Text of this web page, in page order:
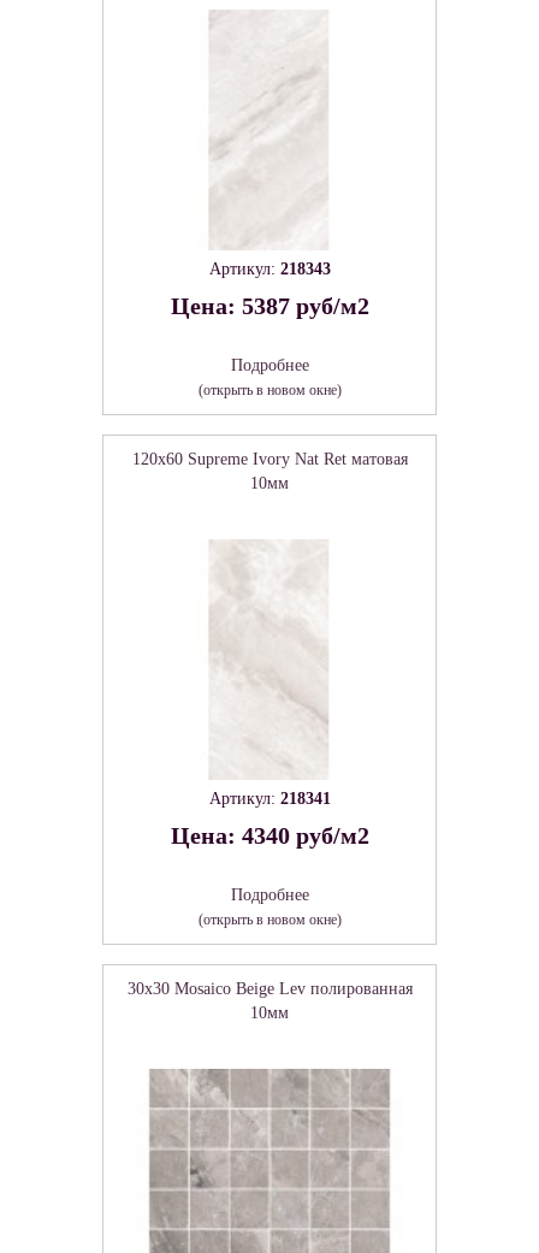
Артикул: 218343
Цена: 5387 руб/м2
Подробнее
(открыть в новом окне)
120x60 Supreme Ivory Nat Ret матовая
10мм
Артикул: 218341
Цена: 4340 руб/м2
Подробнее
(открыть в новом окне)
30x30 Mosaico Beige Lev полированная
10мм